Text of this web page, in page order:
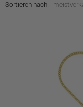
Sortieren nach: